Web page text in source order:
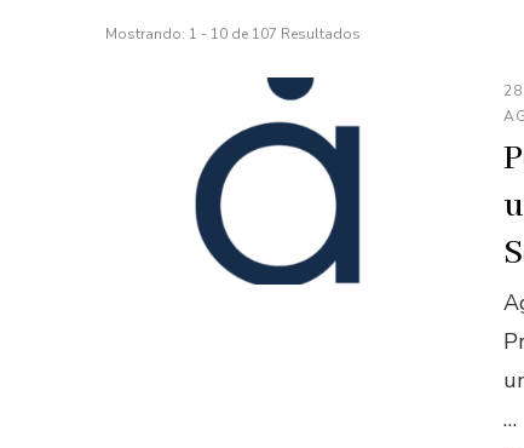
Mostrando: 1 - 10 de 107 Resultados
…